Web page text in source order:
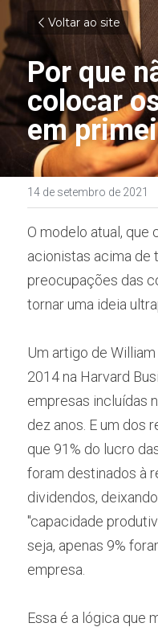
Voltar ao site
Por que
colocar
em
14 de setembro de 2021
O modelo atual,
acionistas acima de
preocupações das
tornar uma ideia
Um artigo de
2014 na Harvard
empresas incluídas
dez anos. E um dos
que 91% do lucro
foram destinados à
dividendos,
"capacidade
seja, apenas 9%
empresa.
Essa é a lógica que